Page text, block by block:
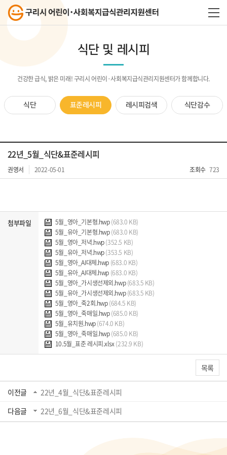
식단 및 레시피
건강한 급식, 밝은 미래! 구리시 어린이·사회복지급식관리지원센터가 함께합니다.
식단 표준레시피 레시피검색 식단감수
22년_5월_식단&표준레시피
권영서 2022-05-01 조회수 723
첨부파일 5월_영아_기본형.hwp(683.0 KB)
5월_유아_기본형.hwp(683.0 KB)
5월_영아_저녁.hwp(352.5 KB)
5월_유아_저녁.hwp(353.5 KB)
5월_영아_AI대체.hwp (683.0 KB)
5월_유아_AI대체.hwp (683.0 KB)
5월_영아_가시생선제외.hwp(683.5 KB)
5월_유아_가시생선제외.hwp(683.5 KB)
5월_영아_죽2회.hwp(684.5 KB)
5월_영아_죽매일.hwp(685.0 KB)
5월_유치원.hwp(674.0 KB)
5월_영아_죽매일.hwp(685.0 KB)
10.5월_표준 레시피.xlsx(232.9 KB)
목록
이전글
22년_4월_식단&표준레시피
다음글
22년_6월_식단&표준레시피